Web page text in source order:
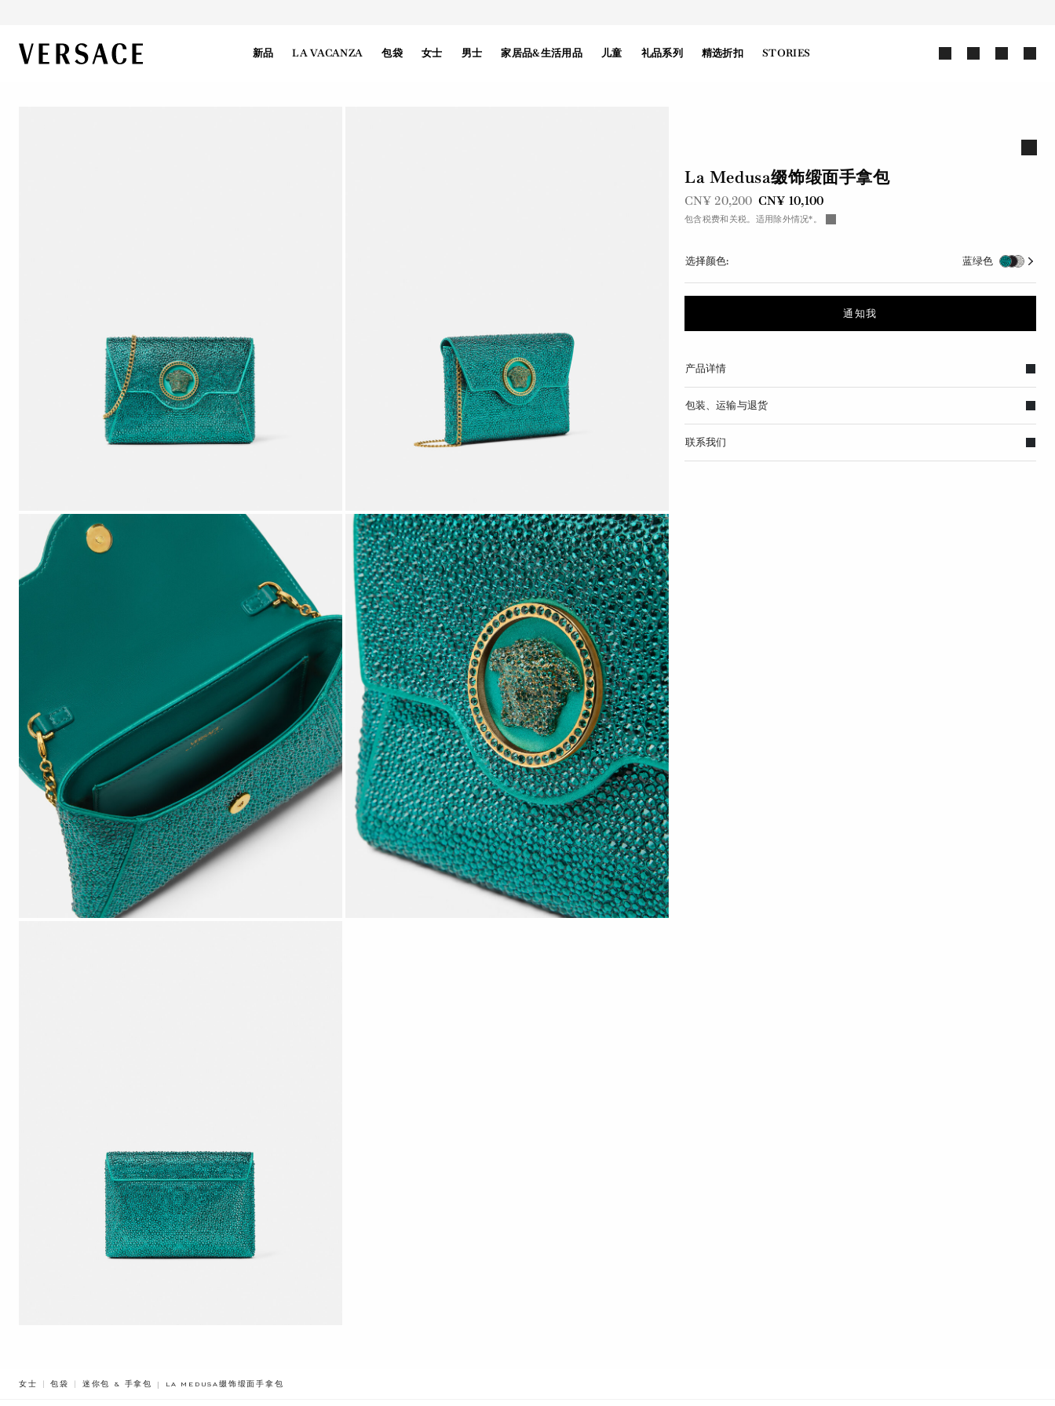
VERSACE | 主页 新品 LA VACANZA 包袋 女士 男士 家居品&生活用品 儿童 礼品系列 精选折扣 STORIES
La Medusa缀饰缎面手拿包
之前是
CN¥ 20,200现在是
CN¥ 10,100
包含税费和关税。适用除外情况*。
选择颜色: 蓝绿色
通知我
产品详情
包装、运输与退货
联系我们
女士 包袋 迷你包 & 手拿包 BREADCRUMB.ADA.LABEL.CURRENT
LA MEDUSA缀饰缎面手拿包